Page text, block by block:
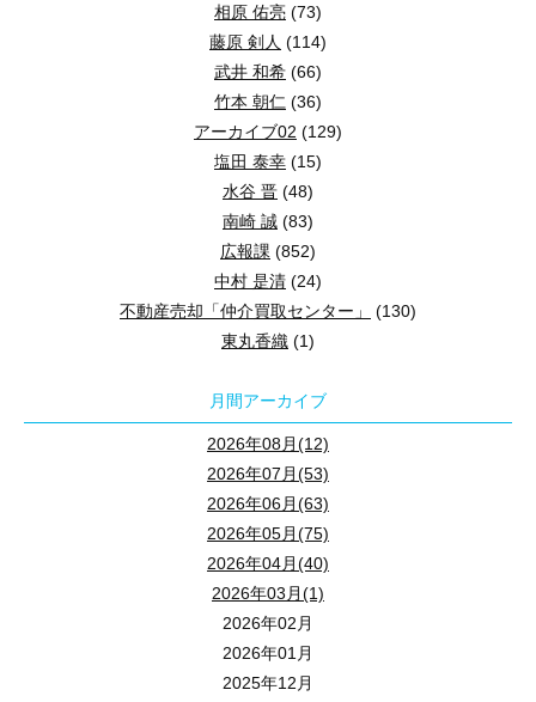
相原 佑亮 (73)
藤原 剣人 (114)
武井 和希 (66)
竹本 朝仁 (36)
アーカイブ02 (129)
塩田 泰幸 (15)
水谷 晋 (48)
南崎 誠 (83)
広報課 (852)
中村 是清 (24)
不動産売却「仲介買取センター」
(130)
東丸香織 (1)
月間アーカイブ
2026年08月(12)
2026年07月(53)
2026年06月(63)
2026年05月(75)
2026年04月(40)
2026年03月(1)
2026年02月
2026年01月
2025年12月